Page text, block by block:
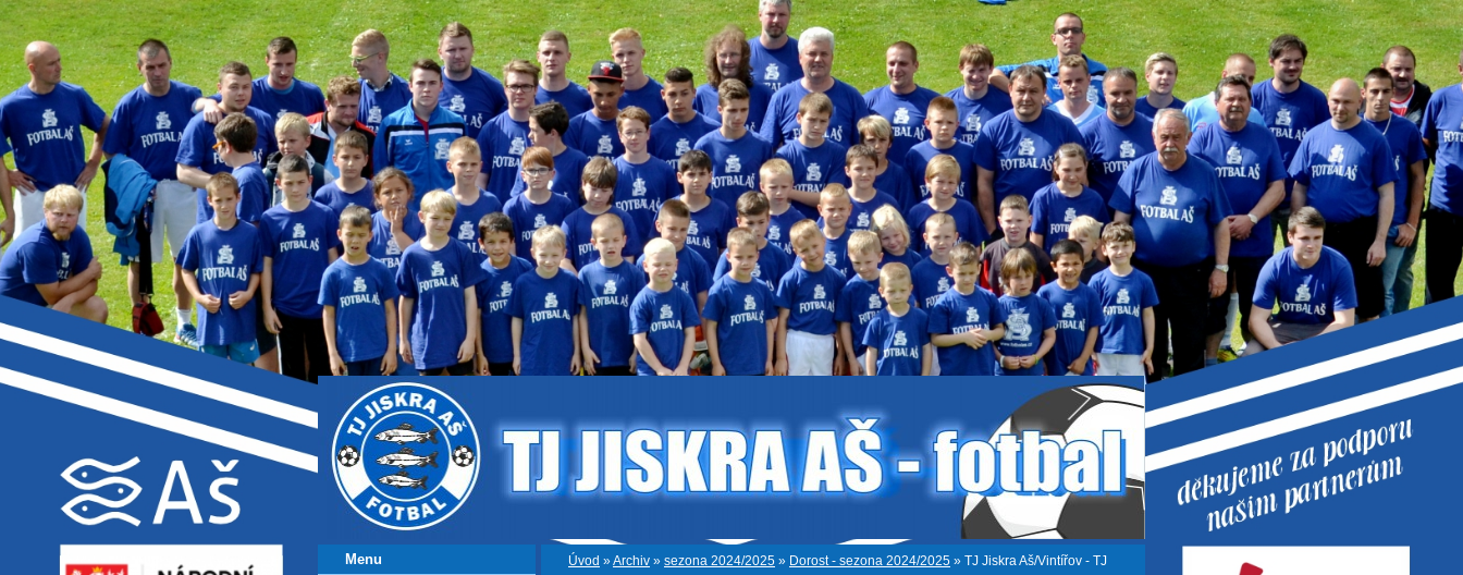
Úvod »Archiv » sezona 2024/2025 » Dorost - sezona 2024/2025 » TJ Jiskra Aš/Vintířov - TJ
Menu